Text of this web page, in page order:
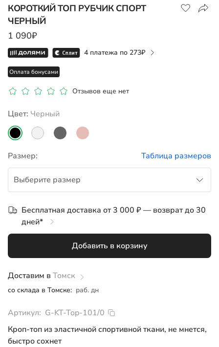
КОРОТКИЙ ТОП РУБЧИК СПОРТ
ЧЕРНЫЙ
1 090₽
4 платежа по 273
Оплата бонусами
Отзывов еще нет
Цвет: черный
Размер: Таблица размеров
Выберите размер
122
140
146
152
158
Бесплатная доставка от 3 000 ₽ — возврат до 30
дней*
Добавить в корзину
Доставим в Томск
со склада в Томске: раб. дн
Артикул: G-KT-Top-101/0
Кроп-топ из эластичной спортивной ткани, не мнется,
быстро сохнет
Магазин Москва ТЦ Коламбус
Доступные размеры